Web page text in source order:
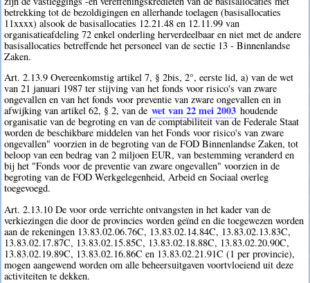
betrekking tot de bezoldigingen en allerhande toelagen (basisallocaties
11xxxx) alsook de basisallocaties 12.21.48 en 12.11.99 van
organisatieafdeling 72 enkel onderling herverdeelbaar en niet met de andere
basisallocaties betreffende het personeel van de sectie 13 - Binnenlandse
Zaken.
Art. 2.13.9 Overeenkomstig artikel 7, § 2bis, 2°, eerste lid, a) van de wet
van 21 januari 1987 ter stijving van het fonds voor risico's van zware
ongevallen en van het fonds voor preventie van zware ongevallen en in
afwijking van artikel 62, § 2, van de wet van 22 mei 2003 houdende
organisatie van de begroting en van de comptabiliteit van de Federale Staat
worden de beschikbare middelen van het Fonds voor risico's van zware
ongevallen" voorzien in de begroting van de FOD Binnenlandse Zaken, tot
beloop van een bedrag van 2 miljoen EUR, van bestemming veranderd en
bij het "Fonds voor de preventie van zware ongevallen" voorzien in de
begroting van de FOD Werkgelegenheid, Arbeid en Sociaal overleg
toegevoegd.
Art. 2.13.10 De voor orde verrichte ontvangsten in het kader van de
verkiezingen die door de provincies worden geïnd en die toegewezen worden
aan de rekeningen 13.83.02.06.76C, 13.83.02.14.84C, 13.83.02.13.83C,
13.83.02.17.87C, 13.83.02.15.85C, 13.83.02.18.88C, 13.83.02.20.90C,
13.83.02.19.89C, 13.83.02.16.86C en 13.83.02.21.91C (1 per provincie),
mogen aangewend worden om alle beheersuitgaven voortvloeiend uit deze
activiteiten te dekken.